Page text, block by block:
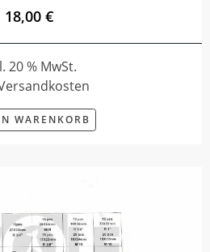
18,00 €
20 % MwSt.
WARENKORB